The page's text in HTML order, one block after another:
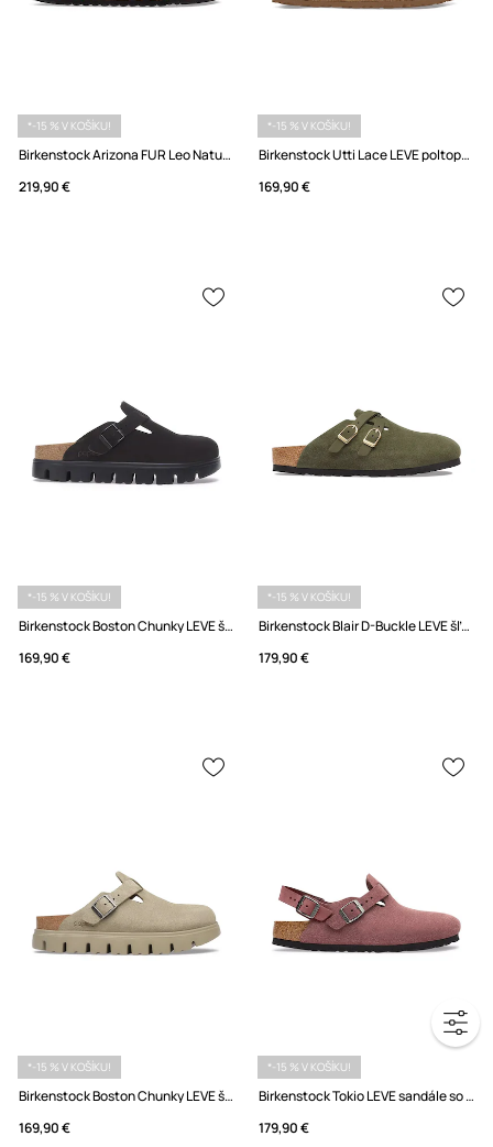
*-15 % V KOŠÍKU!
Birkenstock Arizona FUR Leo Natural HEX šľapky na plochom podpätku dámske kožené
219,90 €
*-15 % V KOŠÍKU!
Birkenstock Utti Lace LEVE poltopánky dámske semišové
169,90 €
*-15 % V KOŠÍKU!
Birkenstock Boston Chunky LEVE šľapky na platforme dámske semišové
169,90 €
*-15 % V KOŠÍKU!
Birkenstock Blair D-Buckle LEVE šľapky mules dámske semišové
179,90 €
*-15 % V KOŠÍKU!
Birkenstock Boston Chunky LEVE šľapky mules dámske semišové
169,90 €
*-15 % V KOŠÍKU!
Birkenstock Tokio LEVE sandále so zakrytými prstami dámske semišové
179,90 €